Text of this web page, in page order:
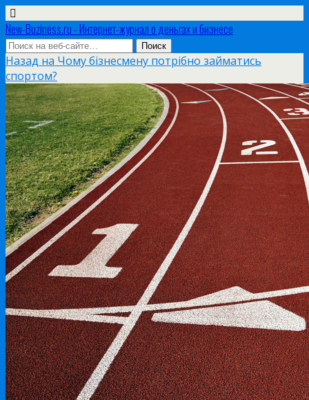
New-Buziness.ru - Интернет-журнал о деньгах и бизнесе
Назад на Чому бізнесмену потрібно займатись
спортом?